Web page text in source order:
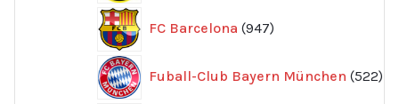
FC Barcelona 947
produkter
Fuball-Club Bayern München 522